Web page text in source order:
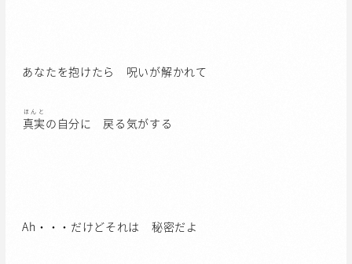
あなたを抱けたら 呪いが解かれて
真実
ほんと
の自分に 戻る気がする
Ah・・・だけどそれは 秘密だよ